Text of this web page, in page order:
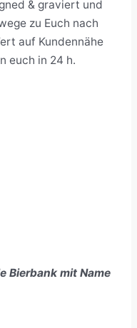
& graviert und
zu Euch nach
auf Kundennähe
euch in 24 h.
Bierbank mit Name